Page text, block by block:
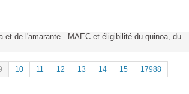
de l'amarante - MAEC et éligibilité du quinoa, du
10 11 12 13 14 15
17988